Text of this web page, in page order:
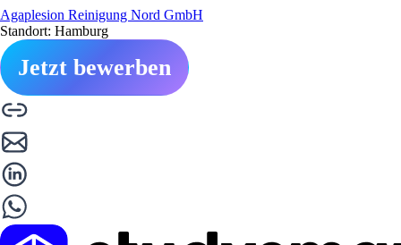
Agaplesion Reinigung Nord GmbH
Standort: Hamburg
Jetzt bewerben